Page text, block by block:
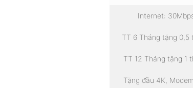
Internet:
TT 6 Tháng tặng 0,5
TT 12 Tháng tặng 1
Tặng đầu 4K,